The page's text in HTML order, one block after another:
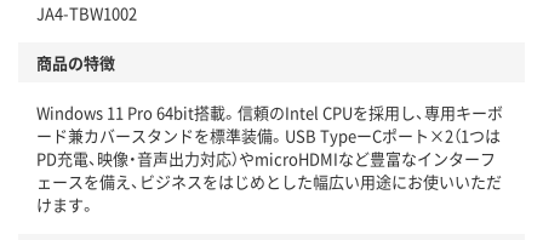
JA4-TBW1002
商品の特徴
Windows 11 Pro 64bit搭載。信頼のIntel CPUを採用し、専用キーボ
ード兼カバースタンドを標準装備。USB TypeーCポート×2（1つは
PD充電、映像・音声出力対応）やmicroHDMIなど豊富なインターフ
ェースを備え、ビジネスをはじめとした幅広い用途にお使いいただ
けます。